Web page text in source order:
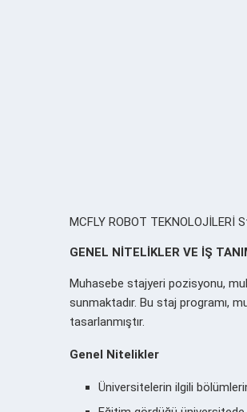
MCFLY ROBOT
GENEL NİTELİKLER VE İŞ
Muhasebe stajyeri pozisyonu,
sunmaktadır. Bu staj programı,
tasarlanmıştır.
Genel Nitelikler
Üniversitelerin ilgili